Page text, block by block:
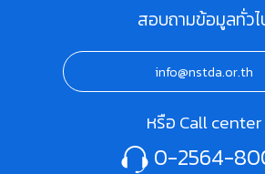
สอบถามข้อมูลทั่วไ
info@nstda.or.th
หรือ Call center
0-2564-